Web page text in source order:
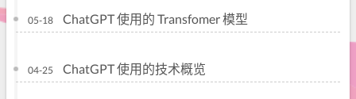
05-18 ChatGPT 使用的 Transfomer 模型
04-25 ChatGPT 使用的技术概览